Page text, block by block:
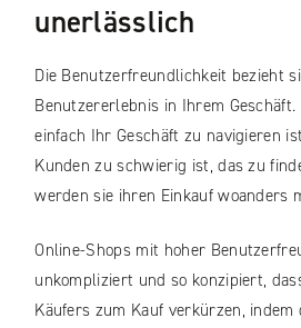
unerlässlich
Die Benutzerfreundlichkeit bezieht
Benutzererlebnis in Ihrem Geschäft.
einfach Ihr Geschäft zu navigieren
Kunden zu schwierig ist, das zu
werden sie ihren Einkauf woanders
Online-Shops mit hoher
unkompliziert und so konzipiert,
Käufers zum Kauf verkürzen, indem